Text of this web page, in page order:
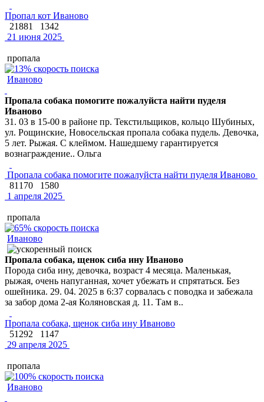
Пропал кот Иваново
21881
1342
21 июня 2025
пропала
Иваново
Пропала собака помогите пожалуйста найти пуделя
Иваново
31. 03 в 15-00 в районе пр. Текстильщиков, кольцо Шубиных,
ул. Рощинские, Новосельская пропала собака пудель. Девочка,
5 лет. Рыжая. С клеймом. Нашедшему гарантируется
вознаграждение.. Ольга
Пропала собака помогите пожалуйста найти пуделя Иваново
81170
1580
1 апреля 2025
пропала
Иваново
Пропала собака, щенок сиба ину Иваново
Порода сиба ину, девочка, возраст 4 месяца. Маленькая,
рыжая, очень напуганная, хочет убежать и спрятаться. Без
ошейника. 29. 04. 2025 в 6:37 сорвалась с поводка и забежала
за забор дома 2-ая Коляновская д. 11. Там в..
Пропала собака, щенок сиба ину Иваново
51292
1147
29 апреля 2025
пропала
Иваново